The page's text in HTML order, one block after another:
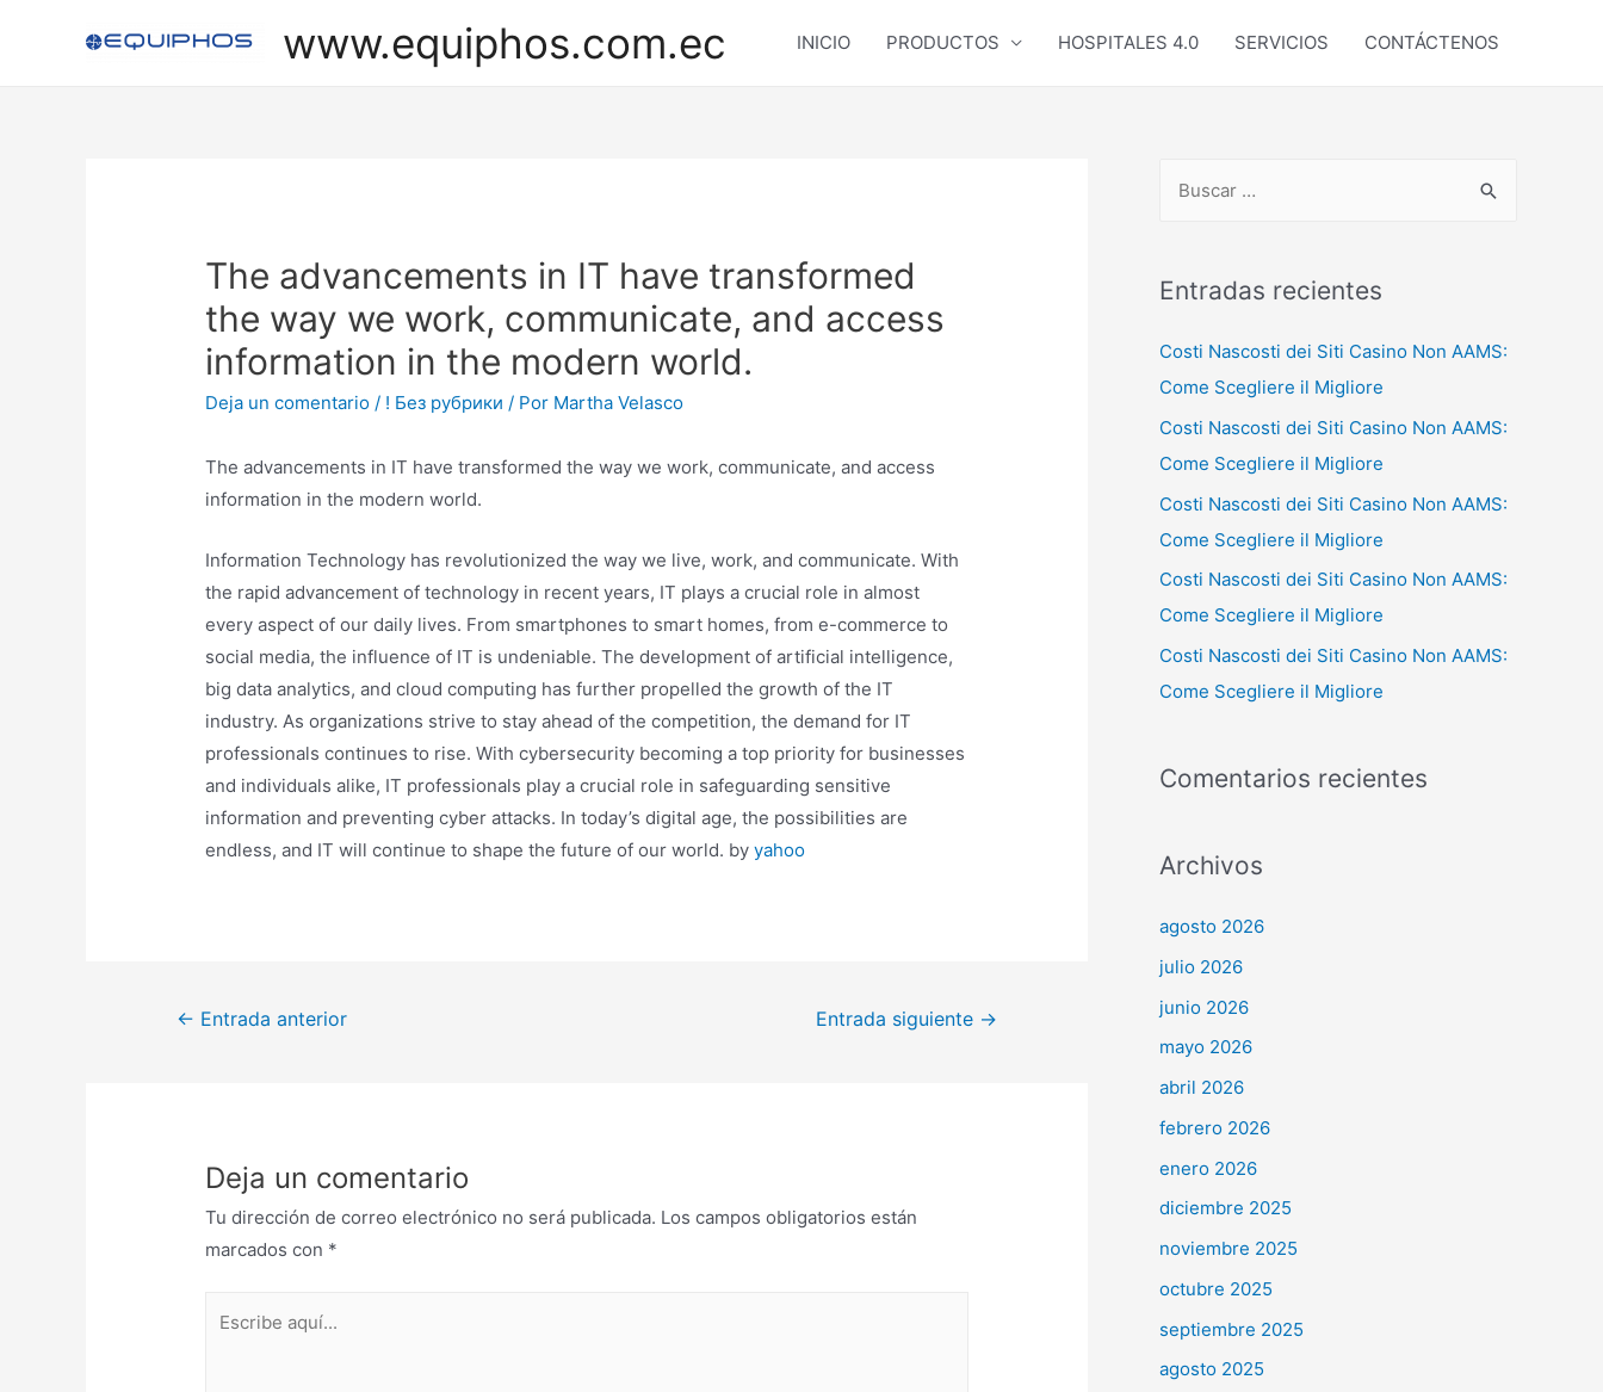
www.equiphos.com.ec INICIO PRODUCTOS HOSPITALES 4.0 SERVICIOS CONTÁCTENOS
The advancements in IT have transformed
the way we work, communicate, and access
information in the modern world.
Deja un comentario / ! Без рубрики / Por Martha Velasco
The advancements in IT have transformed the way we work, communicate, and access
information in the modern world.
Information Technology has revolutionized the way we live, work, and communicate. With
the rapid advancement of technology in recent years, IT plays a crucial role in almost
every aspect of our daily lives. From smartphones to smart homes, from e-commerce to
social media, the influence of IT is undeniable. The development of artificial intelligence,
big data analytics, and cloud computing has further propelled the growth of the IT
industry. As organizations strive to stay ahead of the competition, the demand for IT
professionals continues to rise. With cybersecurity becoming a top priority for businesses
and individuals alike, IT professionals play a crucial role in safeguarding sensitive
information and preventing cyber attacks. In today’s digital age, the possibilities are
endless, and IT will continue to shape the future of our world. byyahoo
Navegación
← Entrada anterior Entrada siguiente →
Deja un comentario
Tu dirección de correo electrónico no será publicada. Los campos obligatorios están
marcados con *
c
r
p
o
r
:
Entradas recientes
Costi Nascosti dei Siti Casino Non AAMS:
Come Scegliere il Migliore
Costi Nascosti dei Siti Casino Non AAMS:
Come Scegliere il Migliore
Costi Nascosti dei Siti Casino Non AAMS:
Come Scegliere il Migliore
Costi Nascosti dei Siti Casino Non AAMS:
Come Scegliere il Migliore
Costi Nascosti dei Siti Casino Non AAMS:
Come Scegliere il Migliore
Comentarios recientes
Archivos
agosto 2026
julio 2026
junio 2026
mayo 2026
abril 2026
febrero 2026
enero 2026
diciembre 2025
noviembre 2025
octubre 2025
septiembre 2025
agosto 2025